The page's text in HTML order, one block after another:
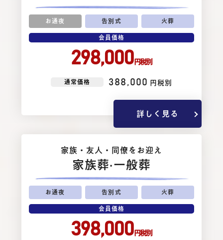
お通夜 告別式 火葬
会員価格
298,000円税別
通常価格 388,000 円税別
詳しく見る
家族・友⼈・同僚をお迎え
家族葬·一般葬
お通夜 告別式 火葬
会員価格
398,000円税別